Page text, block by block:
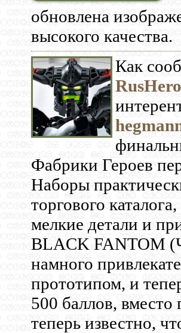
обновлена
высокого качества.
Как
Фабрики Героев
Наборы
торгового
мелкие детали и
BLACK FANTOM
намного
прототипом, и
500 баллов,
теперь известно,